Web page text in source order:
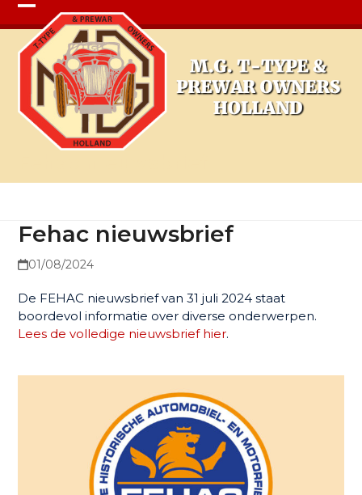
Open
mobile
menu
Close
mobile
menu
Fehac nieuwsbrief
01/08/2024
De FEHAC nieuwsbrief van 31 juli 2024 staat
boordevol informatie over diverse onderwerpen.
Lees de volledige nieuwsbrief hier.